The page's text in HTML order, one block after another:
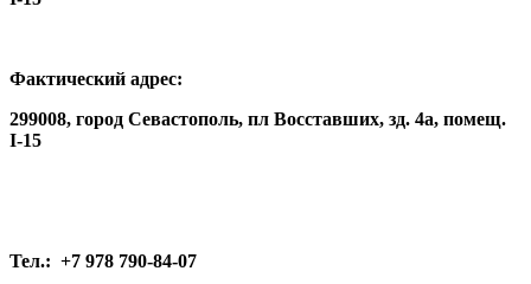
Фактический адрес:
299008, город Севастополь, пл Восставших, зд. 4а, помещ.
I-15
Тел.: +7 978 790-84-07